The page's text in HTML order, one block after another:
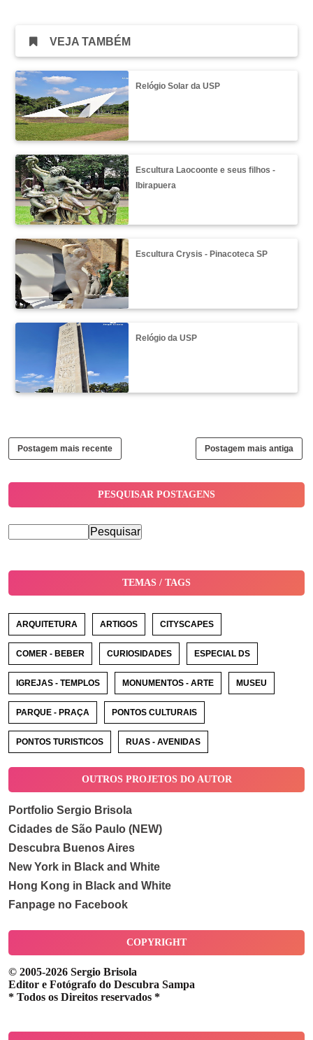
VEJA TAMBÉM
Relógio Solar da USP
Escultura Laocoonte e seus filhos -
Ibirapuera
Escultura Crysis - Pinacoteca SP
Relógio da USP
Postagem mais recente Postagem mais antiga
PESQUISAR POSTAGENS
TEMAS / TAGS
ARQUITETURA ARTIGOS CITYSCAPES
COMER - BEBER CURIOSIDADES ESPECIAL DS
IGREJAS - TEMPLOS MONUMENTOS - ARTE MUSEU
PARQUE - PRAÇA PONTOS CULTURAIS
PONTOS TURISTICOS RUAS - AVENIDAS
OUTROS PROJETOS DO AUTOR
Portfolio Sergio Brisola
Cidades de São Paulo (NEW)
Descubra Buenos Aires
New York in Black and White
Hong Kong in Black and White
Fanpage no Facebook
COPYRIGHT
© 2005-2026 Sergio Brisola
Editor e Fotógrafo do Descubra Sampa
* Todos os Direitos reservados *